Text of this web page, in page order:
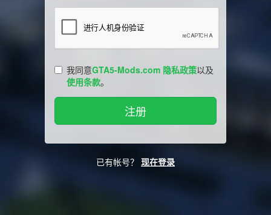
我同意GTA5-Mods.com 隐私政策以及
使用条款。
已有帐号？ 现在登录